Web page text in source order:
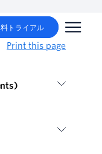
トライアル
Print this page